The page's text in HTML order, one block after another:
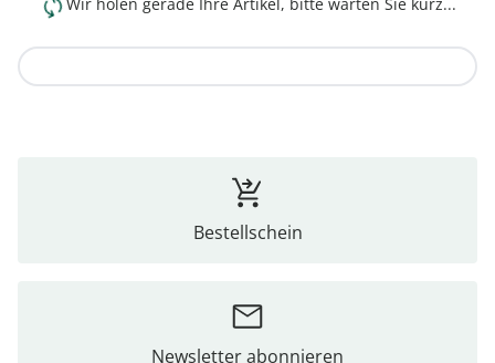
Wir holen gerade Ihre Artikel, bitte warten Sie kurz...
Bestellschein
Newsletter abonnieren